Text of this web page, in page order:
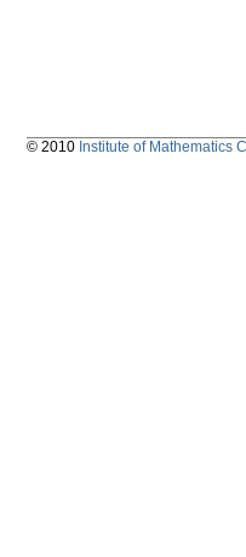
© 2010 Institute of Mathematics